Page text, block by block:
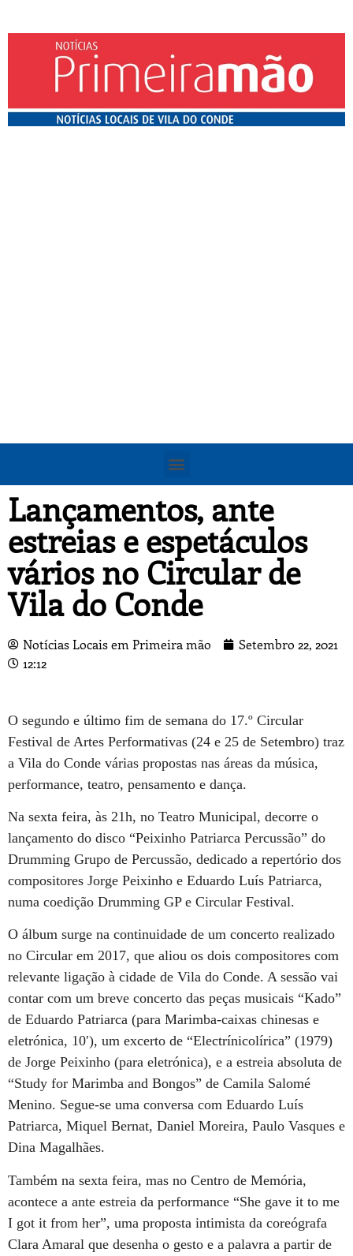
Lançamentos, ante
estreias e espetáculos
vários no Circular de
Vila do Conde
Notícias Locais em Primeira mão
Setembro 22, 2021
12:12
O segundo e último fim de semana do 17.º Circular
Festival de Artes Performativas (24 e 25 de Setembro) traz
a Vila do Conde várias propostas nas áreas da música,
performance, teatro, pensamento e dança.
Na sexta feira, às 21h, no Teatro Municipal, decorre o
lançamento do disco “Peixinho Patriarca Percussão” do
Drumming Grupo de Percussão, dedicado a repertório dos
compositores Jorge Peixinho e Eduardo Luís Patriarca,
numa coedição Drumming GP e Circular Festival.
O álbum surge na continuidade de um concerto realizado
no Circular em 2017, que aliou os dois compositores com
relevante ligação à cidade de Vila do Conde. A sessão vai
contar com um breve concerto das peças musicais “Kado”
de Eduardo Patriarca (para Marimba-caixas chinesas e
eletrónica, 10′), um excerto de “Electrínicolírica” (1979)
de Jorge Peixinho (para eletrónica), e a estreia absoluta de
“Study for Marimba and Bongos” de Camila Salomé
Menino. Segue-se uma conversa com Eduardo Luís
Patriarca, Miquel Bernat, Daniel Moreira, Paulo Vasques e
Dina Magalhães.
Também na sexta feira, mas no Centro de Memória,
acontece a ante estreia da performance “She gave it to me
I got it from her”, uma proposta intimista da coreógrafa
Clara Amaral que desenha o gesto e a palavra a partir de